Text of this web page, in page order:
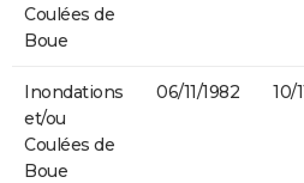
Coulées de
Boue
Inondations
et/ou
Coulées de
Boue
06/11/1982 10/